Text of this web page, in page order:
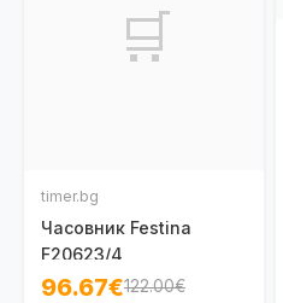
🛒
timer.bg
Часовник Festina
F20623/4
96.67€122.00€